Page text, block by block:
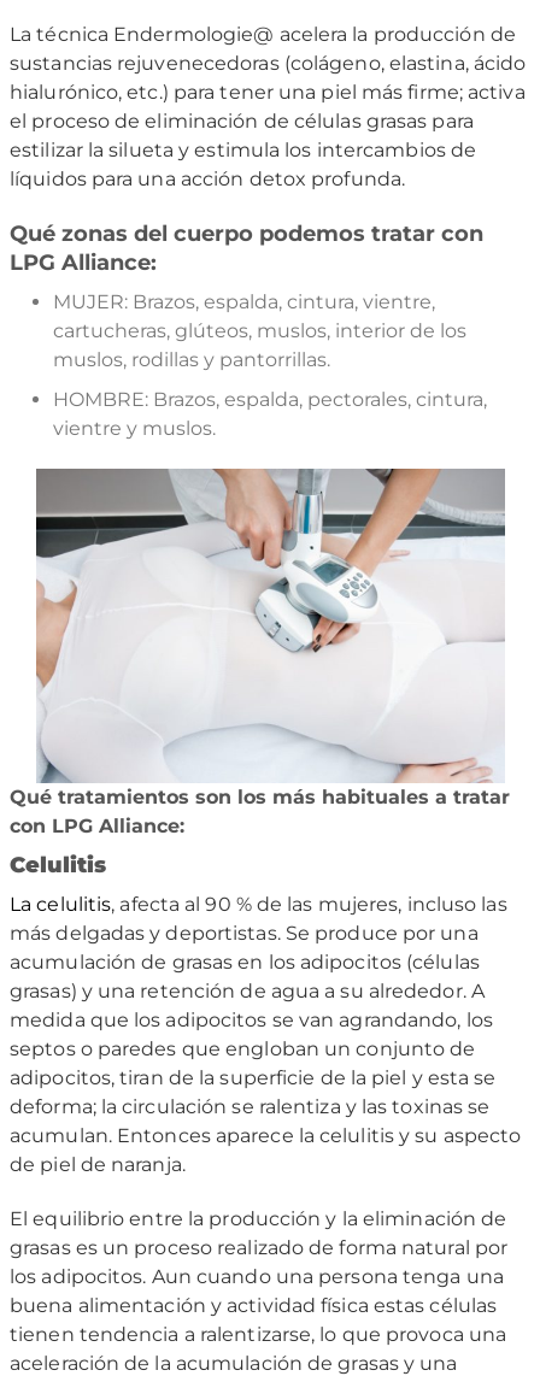
La técnica Endermologie@ acelera la producción de
sustancias rejuvenecedoras (colágeno, elastina, ácido
hialurónico, etc.) para tener una piel más firme; activa
el proceso de eliminación de células grasas para
estilizar la silueta y estimula los intercambios de
líquidos para una acción detox profunda.
Qué zonas del cuerpo podemos tratar con
LPG Alliance:
MUJER: Brazos, espalda, cintura, vientre,
cartucheras, glúteos, muslos, interior de los
muslos, rodillas y pantorrillas.
HOMBRE: Brazos, espalda, pectorales, cintura,
vientre y muslos.
Qué tratamientos son los más habituales a tratar
con LPG Alliance:
Celulitis
La celulitis, afecta al 90 % de las mujeres, incluso las
más delgadas y deportistas. Se produce por una
acumulación de grasas en los adipocitos (células
grasas) y una retención de agua a su alrededor. A
medida que los adipocitos se van agrandando, los
septos o paredes que engloban un conjunto de
adipocitos, tiran de la superficie de la piel y esta se
deforma; la circulación se ralentiza y las toxinas se
acumulan. Entonces aparece la celulitis y su aspecto
de piel de naranja.
El equilibrio entre la producción y la eliminación de
grasas es un proceso realizado de forma natural por
los adipocitos. Aun cuando una persona tenga una
buena alimentación y actividad física estas células
tienen tendencia a ralentizarse, lo que provoca una
aceleración de la acumulación de grasas y una